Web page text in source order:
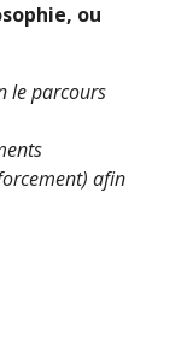
ou
le parcours
afin